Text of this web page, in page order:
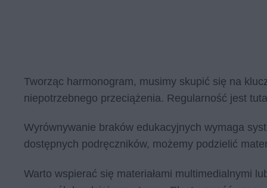
Tworząc harmonogram, musimy skupić się na
niepotrzebnego przeciążenia. Regularność jest
Wyrównywanie braków edukacyjnych wymaga
dostępnych podręczników, możemy podzielić
Warto wspierać się materiałami multimedialnymi